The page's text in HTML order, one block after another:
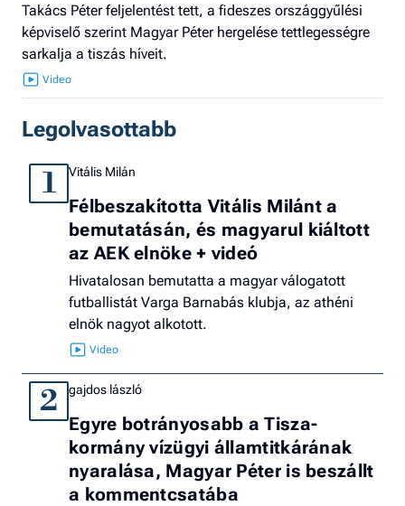
Takács Péter feljelentést tett, a fideszes országgyűlési
képviselő szerint Magyar Péter hergelése tettlegességre
sarkalja a tiszás híveit.
Legolvasottabb
1 Vitális Milán
Félbeszakította Vitális Milánt a
bemutatásán, és magyarul kiáltott
az AEK elnöke + videó
Hivatalosan bemutatta a magyar válogatott
futballistát Varga Barnabás klubja, az athéni
elnök nagyot alkotott.
2 gajdos lászló
Egyre botrányosabb a Tisza-
kormány vízügyi államtitkárának
nyaralása, Magyar Péter is beszállt
a kommentcsatába